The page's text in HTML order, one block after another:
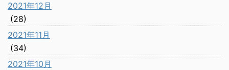
2021年12月
(28)
2021年11月
(34)
2021年10月